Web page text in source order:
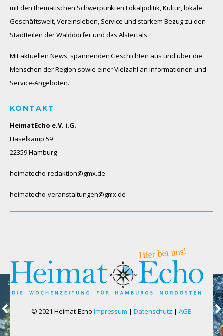
mit den thematischen Schwerpunkten Lokalpolitik, Kultur, lokale
Geschäftswelt, Vereinsleben, Service und starkem Bezug zu den
Stadtteilen der Walddörfer und des Alstertals.
Mit aktuellen News, spannenden Geschichten aus und über die
Menschen der Region sowie einer Vielzahl an Informationen und
Service-Angeboten.
KONTAKT
HeimatEcho e.V. i.G.
Haselkamp 59
22359 Hamburg
heimatecho-redaktion@gmx.de
heimatecho-veranstaltungen@gmx.de
© 2021 Heimat-Echo Impressum | Datenschutz | AGB